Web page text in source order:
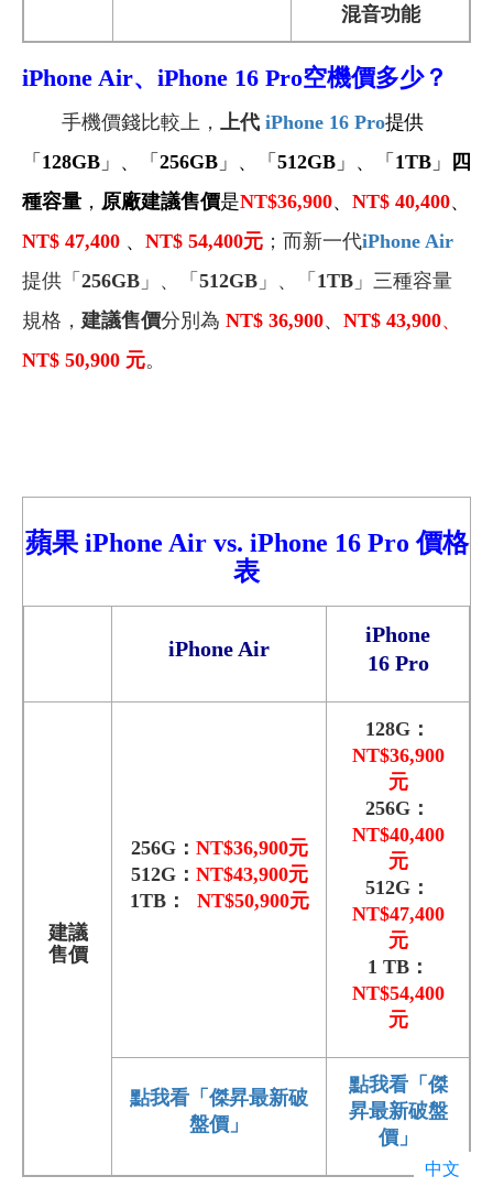
混音功能
iPhone Air、iPhone 16 Pro空機價多少？
手機價錢比較上， 上代 iPhone 16 Pro提供
「 128GB 」、「 256GB 」、「 512GB 」、「 1TB 」
四
種容量 ， 原廠建議售價是NT$36,900、 NT$ 40,400、
NT$ 47,400 、 NT$ 54,400元 ；而新一代iPhone Air
提供「 256GB 」、「 512GB 」、「 1TB 」三種容量
規格， 建議售價分別為 NT$ 36,900、 NT$ 43,900、
NT$ 50,900 元。
蘋果 iPhone Air vs. iPhone 16Pro價格
表
iPhone Air
iPhone
16Pro
建議
售價
256G： NT$36,900元
512G： NT$43,900元
1TB： NT$50,900元
128G：
NT$36,900
元
256G：
NT$40,400
元
512G：
NT$47,400
元
1 TB：
NT$54,400
元
點我看「傑昇最新破
盤價」
點我看「傑
昇最新破盤
價」
中文